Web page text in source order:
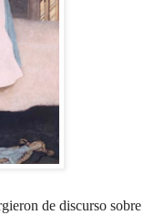
de discurso sobre